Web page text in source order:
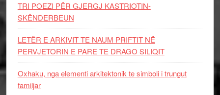
TRI POEZI PËR GJERGJ KASTRIOTIN-
SKËNDERBEUN
LETËR E ARKIVIT TE NAUM PRIFTIT NË
PERVJETORIN E PARE TE DRAGO SILIQIT
Oxhaku, nga elementi arkitektonik te simboli i trungut
familjar